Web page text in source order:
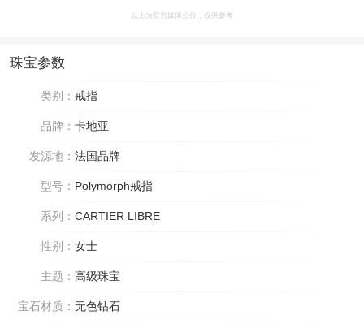
以上为官方媒体公价，仅供参考
珠宝参数
类别： 戒指
品牌： 卡地亚
发源地： 法国品牌
型号： Polymorph戒指
系列： CARTIER LIBRE
性别： 女士
主题： 高级珠宝
宝石材质： 无色钻石